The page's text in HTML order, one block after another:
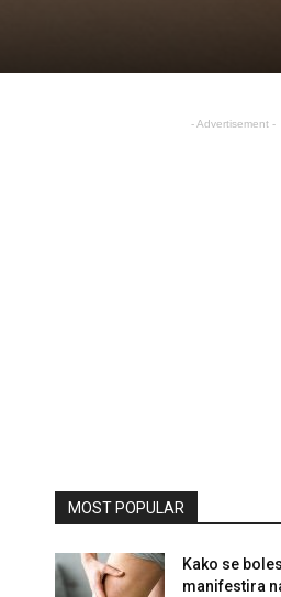
- Advertisement -
MOST POPULAR
Kako se
manifestira